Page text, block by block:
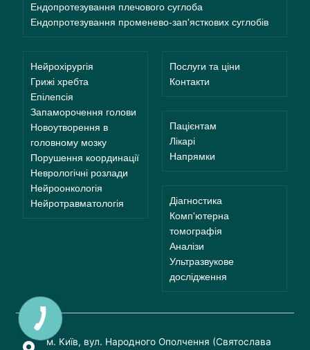
Ендопротезування плечового суглоба
Ендопротезування променево-зап'ясткових суглобів
Нейрохірургія
Грижі хребта
Епілепсія
Запаморочення голови
Новоутворення в
головному мозку
Порушення координації
Неврологічні розлади
Нейроонкологія
Нейротравматологія
Послуги та ціни
Контакти
Пацієнтам
Лікарі
Напрямки
Діагностика
Комп'ютерна
томографія
Аналізи
Ультразвукове
дослідження
м. Київ, вул. Народного Ополчення (Святослава